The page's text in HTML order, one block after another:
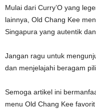
Mulai dari Curry’O yang
lainnya, Old Chang Kee
Singapura yang autentik
Jangan ragu untuk
dan menjelajahi beragam
Semoga artikel ini
menu Old Chang Kee favorit